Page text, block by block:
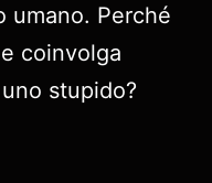
umano. Perché
coinvolga
stupido?